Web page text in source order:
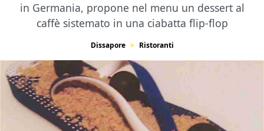
in Germania, propone nel menu un dessert al
caffè sistemato in una ciabatta flip-flop
Dissapore Ristoranti